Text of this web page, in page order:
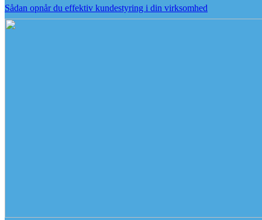
Sådan opnår du effektiv kundestyring i din virksomhed